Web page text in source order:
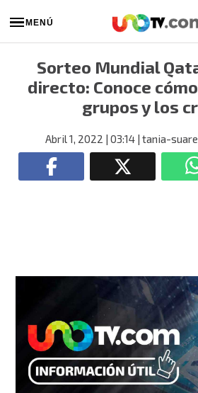
MENÚ
Sorteo Mundial
directo: Conoce
grupos y los
Abril 1, 2022 | 03:14| tania-